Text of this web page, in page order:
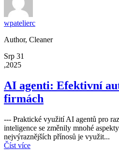
wpatelierc
Author, Cleaner
Srp 31
,2025
AI agenti: Efektivní
firmách
--- Praktické využití AI agentů pro
inteligence se změnily mnohé
nejvýraznějších přínosů je využit...
Číst více